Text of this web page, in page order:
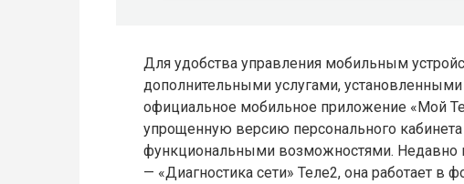
Для удобства управления мобильным
дополнительными услугами,
официальное мобильное приложение «Мой
упрощенную версию персонального
функциональными возможностями. Недавно
— «Диагностика сети» Теле2, она работает